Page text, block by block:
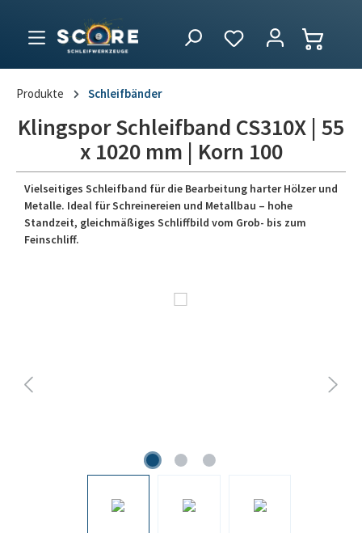
Produkte Schleifbänder
Klingspor Schleifband CS310X | 55
x 1020 mm | Korn 100
Vielseitiges Schleifband für die Bearbeitung harter Hölzer und
Metalle. Ideal für Schreinereien und Metallbau – hohe
Standzeit, gleichmäßiges Schliffbild vom Grob- bis zum
Feinschliff.